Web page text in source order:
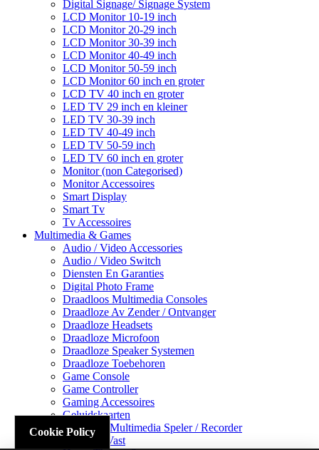
Digital Signage/ Signage System
LCD Monitor 10-19 inch
LCD Monitor 20-29 inch
LCD Monitor 30-39 inch
LCD Monitor 40-49 inch
LCD Monitor 50-59 inch
LCD Monitor 60 inch en groter
LCD TV 40 inch en groter
LED TV 29 inch en kleiner
LED TV 30-39 inch
LED TV 40-49 inch
LED TV 50-59 inch
LED TV 60 inch en groter
Monitor (non Categorised)
Monitor Accessoires
Smart Display
Smart Tv
Tv Accessoires
Multimedia & Games
Audio / Video Accessories
Audio / Video Switch
Diensten En Garanties
Digital Photo Frame
Draadloos Multimedia Consoles
Draadloze Av Zender / Ontvanger
Draadloze Headsets
Draadloze Microfoon
Draadloze Speaker Systemen
Draadloze Toebehoren
Game Console
Game Controller
Gaming Accessoires
Geluidskaarten
Handheld Multimedia Speler / Recorder
Headsets Vast
Cookie Policy